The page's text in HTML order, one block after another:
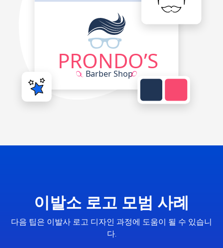
이발소 로고 모범 사례
다음 팁은 이발사 로고 디자인 과정에 도움이 될 수 있습니
다.